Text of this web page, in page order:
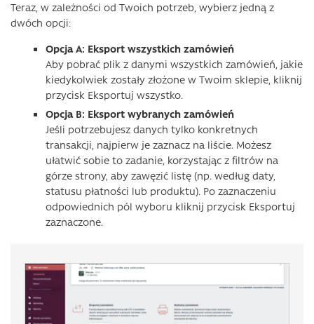
Teraz, w zależności od Twoich potrzeb, wybierz jedną z
dwóch opcji:
Opcja A: Eksport wszystkich zamówień
Aby pobrać plik z danymi wszystkich zamówień, jakie
kiedykolwiek zostały złożone w Twoim sklepie, kliknij
przycisk Eksportuj wszystko.
Opcja B: Eksport wybranych zamówień
Jeśli potrzebujesz danych tylko konkretnych
transakcji, najpierw je zaznacz na liście. Możesz
ułatwić sobie to zadanie, korzystając z filtrów na
górze strony, aby zawęzić listę (np. według daty,
statusu płatności lub produktu). Po zaznaczeniu
odpowiednich pól wyboru kliknij przycisk Eksportuj
zaznaczone.